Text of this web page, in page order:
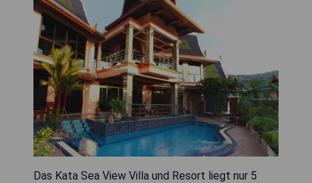
Das Kata Sea View Villa und Resort liegt nur 5